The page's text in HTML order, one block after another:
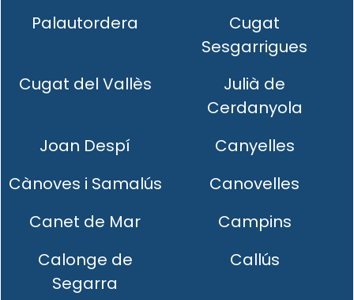
Palautordera
Cugat
Sesgarrigues
Cugat del Vallès
Julià de
Cerdanyola
Joan Despí
Canyelles
Cànoves i Samalús
Canovelles
Canet de Mar
Campins
Calonge de
Segarra
Callús